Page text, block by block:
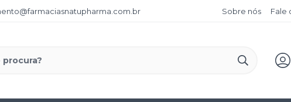
Sobre nós Fale